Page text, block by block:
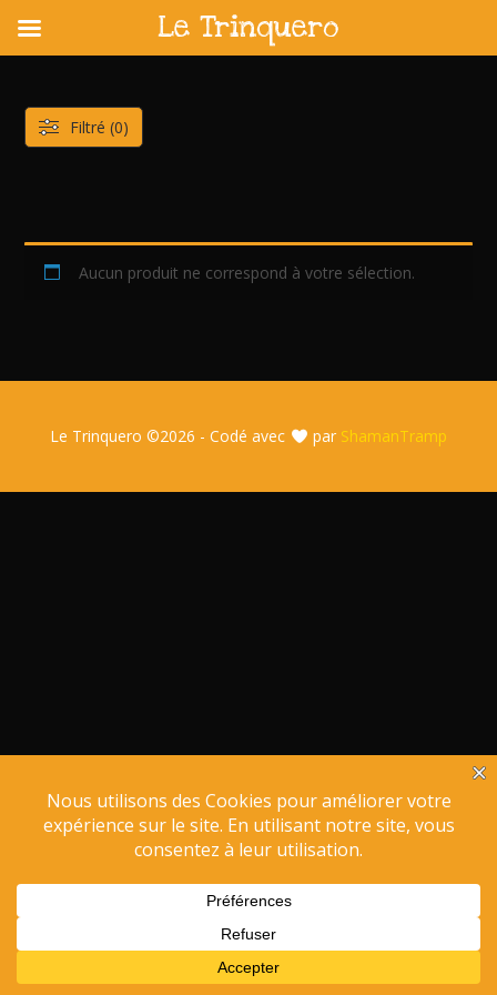
content
Aucun produit ne correspond à votre sélection.
Filtré (0)
Le Trinquero ©2026 - Codé avec par ShamanTramp
Le Trinquero